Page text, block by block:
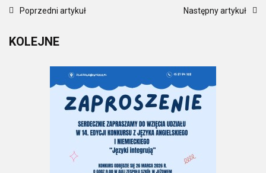
Poprzedni artykuł Następny artykuł
KOLEJNE